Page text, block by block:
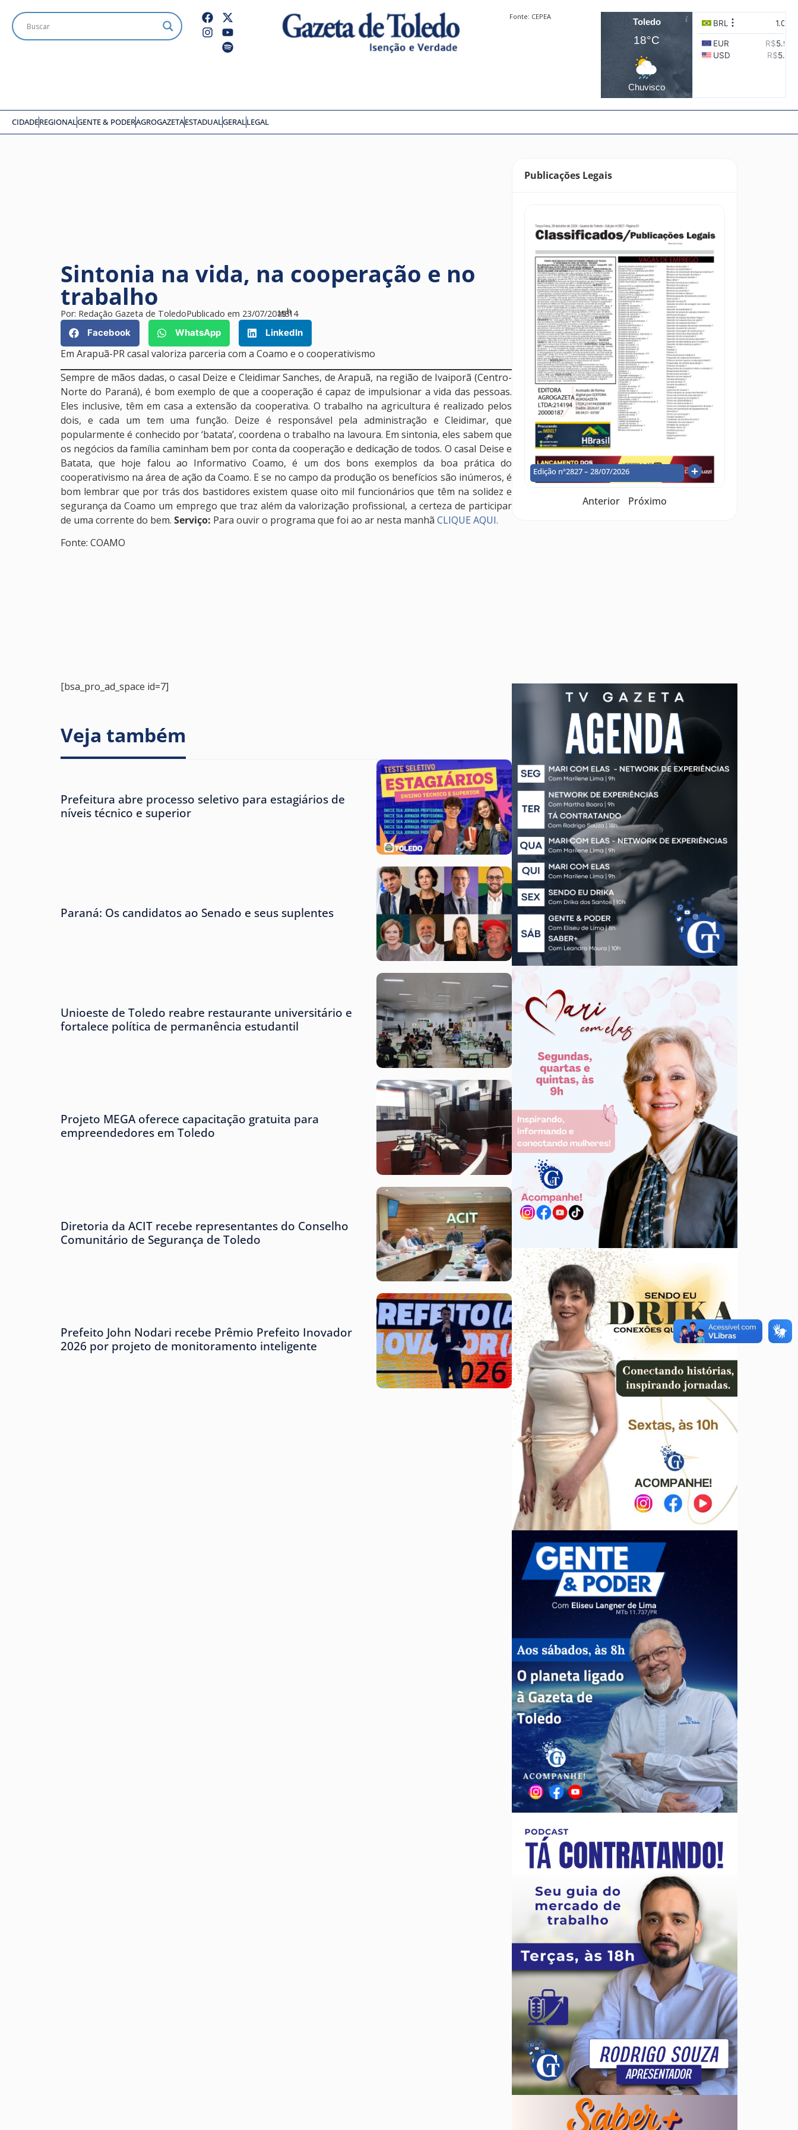
Fonte: CEPEA
Toledo
18°C
Chuvisco
CIDADEREGIONALGENTE & PODERAGROGAZETAESTADUALGERALLEGAL
Sintonia na vida, na cooperação e no
trabalho
Por: Redação Gazeta de ToledoPublicado em 23/07/2019
às14
h
13
Facebook
WhatsApp LinkedIn
Em Arapuã-PR casal valoriza parceria com a Coamo e o cooperativismo
Sempre de mãos dadas, o casal Deize e Cleidimar Sanches, de Arapuã, na região de Ivaiporã (Centro-
Norte do Paraná), é bom exemplo de que a cooperação é capaz de impulsionar a vida das pessoas.
Eles inclusive, têm em casa a extensão da cooperativa. O trabalho na agricultura é realizado pelos
dois, e cada um tem uma função. Deize é responsável pela administração e Cleidimar, que
popularmente é conhecido por ‘batata’, coordena o trabalho na lavoura. Em sintonia, eles sabem que
os negócios da família caminham bem por conta da cooperação e dedicação de todos. O casal Deise e
Batata, que hoje falou ao Informativo Coamo, é um dos bons exemplos da boa prática do
cooperativismo na área de ação da Coamo. E se no campo da produção os benefícios são inúmeros, é
bom lembrar que por trás dos bastidores existem quase oito mil funcionários que têm na solidez e
segurança da Coamo um emprego que traz além da valorização profissional, a certeza de participar
de uma corrente do bem. Serviço: Para ouvir o programa que foi ao ar nesta manhã CLIQUE AQUI.
Fonte: COAMO
[bsa_pro_ad_space id=7]
Veja também
Prefeitura abre processo seletivo para estagiários de
níveis técnico e superior
Paraná: Os candidatos ao Senado e seus suplentes
Unioeste de Toledo reabre restaurante universitário e
fortalece política de permanência estudantil
Projeto MEGA oferece capacitação gratuita para
empreendedores em Toledo
Diretoria da ACIT recebe representantes do Conselho
Comunitário de Segurança de Toledo
Prefeito John Nodari recebe Prêmio Prefeito Inovador
2026 por projeto de monitoramento inteligente
Publicações Legais
Edição nº2827 – 28/07/2026
Anterior Próximo